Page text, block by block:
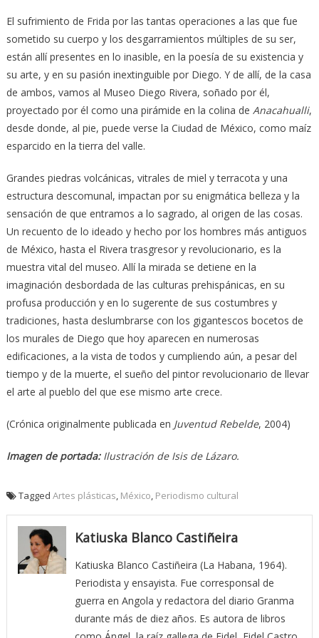
El sufrimiento de Frida por las tantas operaciones a las que fue
sometido su cuerpo y los desgarramientos múltiples de su ser,
están allí presentes en lo inasible, en la poesía de su existencia y
su arte, y en su pasión inextinguible por Diego. Y de allí, de la casa
de ambos, vamos al Museo Diego Rivera, soñado por él,
proyectado por él como una pirámide en la colina de Anacahualli,
desde donde, al pie, puede verse la Ciudad de México, como maíz
esparcido en la tierra del valle.
Grandes piedras volcánicas, vitrales de miel y terracota y una
estructura descomunal, impactan por su enigmática belleza y la
sensación de que entramos a lo sagrado, al origen de las cosas.
Un recuento de lo ideado y hecho por los hombres más antiguos
de México, hasta el Rivera trasgresor y revolucionario, es la
muestra vital del museo. Allí la mirada se detiene en la
imaginación desbordada de las culturas prehispánicas, en su
profusa producción y en lo sugerente de sus costumbres y
tradiciones, hasta deslumbrarse con los gigantescos bocetos de
los murales de Diego que hoy aparecen en numerosas
edificaciones, a la vista de todos y cumpliendo aún, a pesar del
tiempo y de la muerte, el sueño del pintor revolucionario de llevar
el arte al pueblo del que ese mismo arte crece.
(Crónica originalmente publicada en Juventud Rebelde, 2004)
Imagen de portada:Ilustración de Isis de Lázaro.
Tagged Artes plásticas México Periodismo cultural
Katiuska Blanco Castiñeira
Katiuska Blanco Castiñeira (La Habana, 1964).
Periodista y ensayista. Fue corresponsal de
guerra en Angola y redactora del diario Granma
durante más de diez años. Es autora de libros